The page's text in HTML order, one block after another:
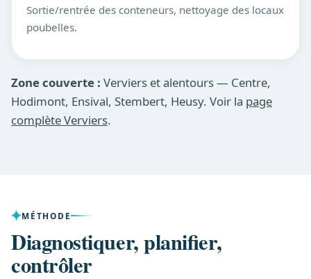
Sortie/rentrée des conteneurs, nettoyage des locaux
poubelles.
Zone couverte : Verviers et alentours — Centre,
Hodimont, Ensival, Stembert, Heusy. Voir la page
complète Verviers.
MÉTHODE
Diagnostiquer, planifier,
contrôler